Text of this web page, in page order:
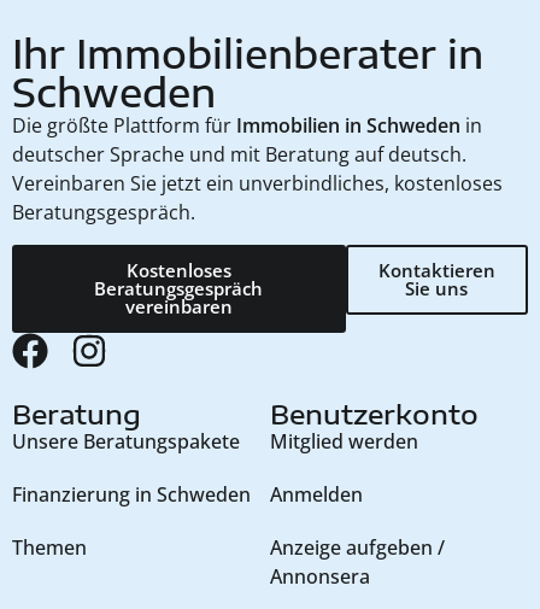
Ihr Immobilienberater in
Schweden
Die größte Plattform für Immobilien in Schweden in
deutscher Sprache und mit Beratung auf deutsch.
Vereinbaren Sie jetzt ein unverbindliches, kostenloses
Beratungsgespräch.
Kostenloses
Beratungsgespräch
vereinbaren
Kontaktieren
Sie uns
Beratung
Unsere Beratungspakete
Finanzierung in Schweden
Themen
Benutzerkonto
Mitglied werden
Anmelden
Anzeige aufgeben /
Annonsera